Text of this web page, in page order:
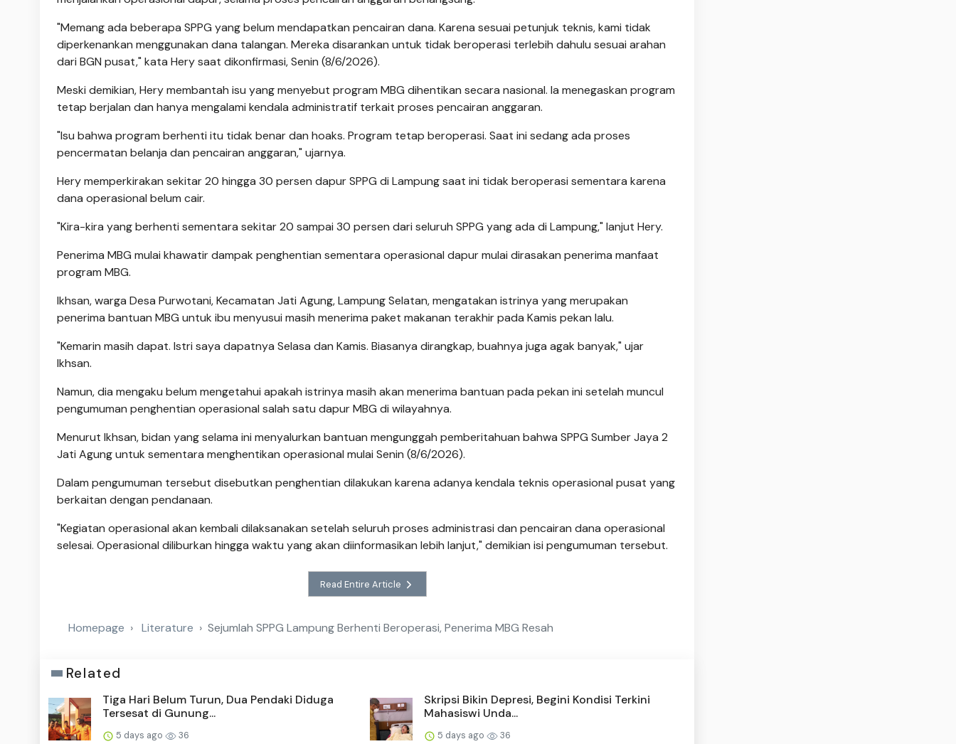
"Memang ada beberapa SPPG yang belum mendapatkan pencairan dana. Karena sesuai petunjuk teknis, kami tidak
diperkenankan menggunakan dana talangan. Mereka disarankan untuk tidak beroperasi terlebih dahulu sesuai arahan
dari BGN pusat," kata Hery saat dikonfirmasi, Senin (8/6/2026).
Meski demikian, Hery membantah isu yang menyebut program MBG dihentikan secara nasional. Ia menegaskan program
tetap berjalan dan hanya mengalami kendala administratif terkait proses pencairan anggaran.
"Isu bahwa program berhenti itu tidak benar dan hoaks. Program tetap beroperasi. Saat ini sedang ada proses
pencermatan belanja dan pencairan anggaran," ujarnya.
Hery memperkirakan sekitar 20 hingga 30 persen dapur SPPG di Lampung saat ini tidak beroperasi sementara karena
dana operasional belum cair.
"Kira-kira yang berhenti sementara sekitar 20 sampai 30 persen dari seluruh SPPG yang ada di Lampung," lanjut Hery.
Penerima MBG mulai khawatir dampak penghentian sementara operasional dapur mulai dirasakan penerima manfaat
program MBG.
Ikhsan, warga Desa Purwotani, Kecamatan Jati Agung, Lampung Selatan, mengatakan istrinya yang merupakan
penerima bantuan MBG untuk ibu menyusui masih menerima paket makanan terakhir pada Kamis pekan lalu.
"Kemarin masih dapat. Istri saya dapatnya Selasa dan Kamis. Biasanya dirangkap, buahnya juga agak banyak," ujar
Ikhsan.
Namun, dia mengaku belum mengetahui apakah istrinya masih akan menerima bantuan pada pekan ini setelah muncul
pengumuman penghentian operasional salah satu dapur MBG di wilayahnya.
Menurut Ikhsan, bidan yang selama ini menyalurkan bantuan mengunggah pemberitahuan bahwa SPPG Sumber Jaya 2
Jati Agung untuk sementara menghentikan operasional mulai Senin (8/6/2026).
Dalam pengumuman tersebut disebutkan penghentian dilakukan karena adanya kendala teknis operasional pusat yang
berkaitan dengan pendanaan.
"Kegiatan operasional akan kembali dilaksanakan setelah seluruh proses administrasi dan pencairan dana operasional
selesai. Operasional diliburkan hingga waktu yang akan diinformasikan lebih lanjut," demikian isi pengumuman tersebut.
Read Entire Article
Homepage Literature Sejumlah SPPG Lampung Berhenti Beroperasi, Penerima MBG Resah
Related
Tiga Hari Belum Turun, Dua Pendaki Diduga
Tersesat di Gunung...
5 days ago 36
Skripsi Bikin Depresi, Begini Kondisi Terkini
Mahasiswi Unda...
5 days ago 36